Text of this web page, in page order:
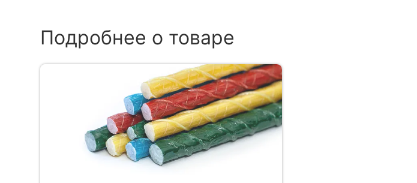
Подробнее о товаре